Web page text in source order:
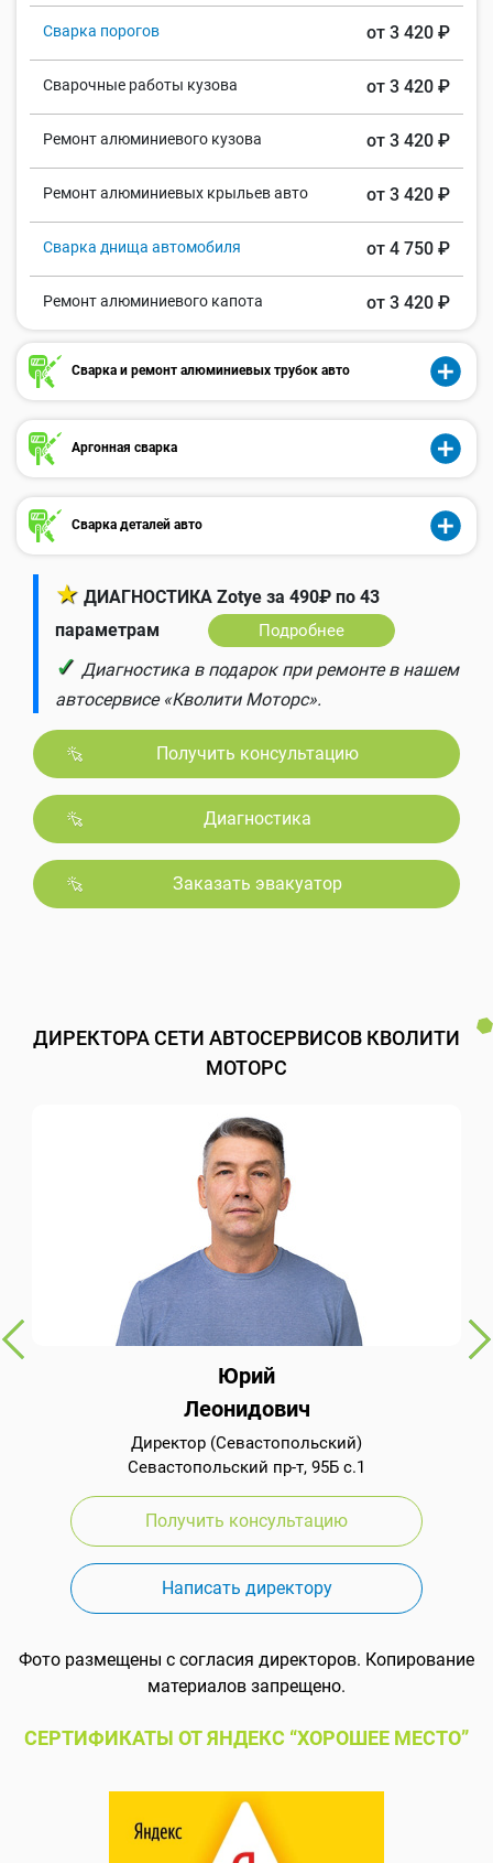
Сварка порогов от 3 420 ₽
Сварочные работы кузова от 3 420 ₽
Ремонт алюминиевого кузова от 3 420 ₽
Ремонт алюминиевых крыльев авто от 3 420 ₽
Сварка днища автомобиля от 4 750 ₽
Ремонт алюминиевого капота от 3 420 ₽
Сварка и ремонт алюминиевых трубок авто
Аргонная сварка
Сварка деталей авто
★ ДИАГНОСТИКА Zotye за 490₽ по 43
параметрам
Подробнее
✓ Диагностика в подарок при ремонте в нашем
автосервисе «Кволити Моторс».
Получить консультацию
Диагностика
Заказать эвакуатор
ДИРЕКТОРА СЕТИ АВТОСЕРВИСОВ КВОЛИТИ
МОТОРС
Юрий
Леонидович
Директор (Севастопольский)
Севастопольский пр-т, 95Б с.1
Получить консультацию
Написать директору
Фото размещены с согласия директоров. Копирование
материалов запрещено.
СЕРТИФИКАТЫ ОТ ЯНДЕКС “ХОРОШЕЕ МЕСТО”